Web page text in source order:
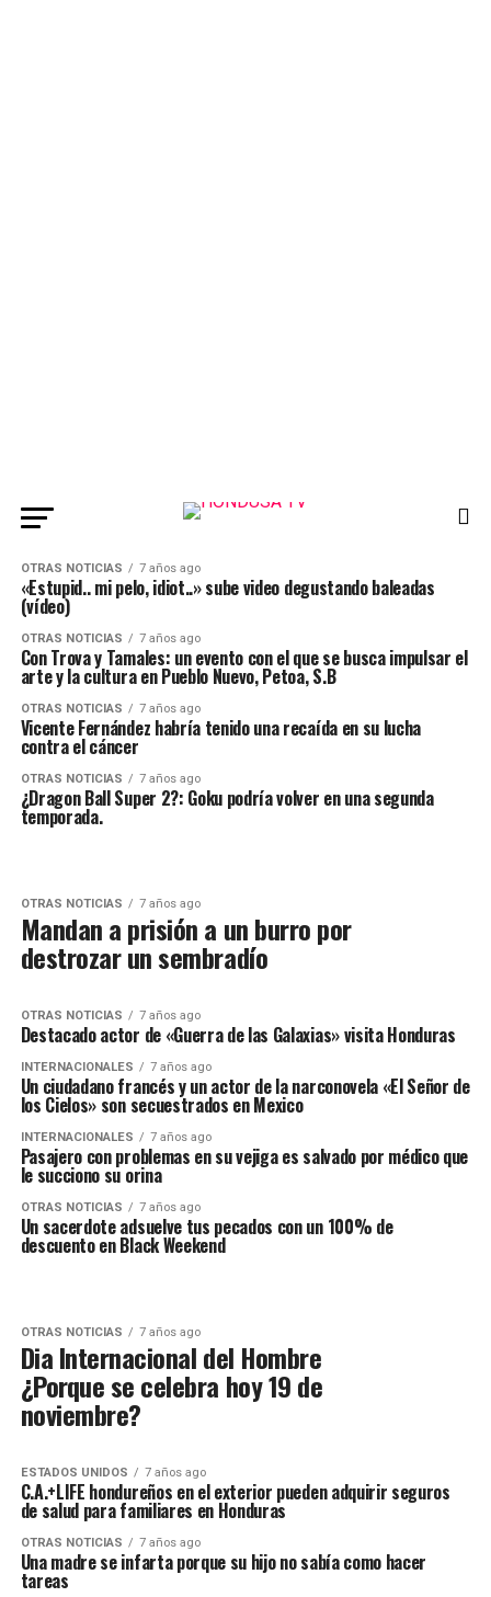
OTRAS NOTICIAS 7 años ago
«Estupid.. mi pelo, idiot..» sube video degustando baleadas
(vídeo)
OTRAS NOTICIAS 7 años ago
Con Trova y Tamales: un evento con el que se busca impulsar el
arte y la cultura en Pueblo Nuevo, Petoa, S.B
OTRAS NOTICIAS 7 años ago
Vicente Fernández habría tenido una recaída en su lucha
contra el cáncer
OTRAS NOTICIAS 7 años ago
¿Dragon Ball Super 2?: Goku podría volver en una segunda
temporada.
OTRAS NOTICIAS 7 años ago
Mandan a prisión a un burro por
destrozar un sembradío
OTRAS NOTICIAS 7 años ago
Destacado actor de «Guerra de las Galaxias» visita Honduras
INTERNACIONALES 7 años ago
Un ciudadano francés y un actor de la narconovela «El Señor de
los Cielos» son secuestrados en Mexico
INTERNACIONALES 7 años ago
Pasajero con problemas en su vejiga es salvado por médico que
le succiono su orina
OTRAS NOTICIAS 7 años ago
Un sacerdote adsuelve tus pecados con un 100% de
descuento en Black Weekend
OTRAS NOTICIAS 7 años ago
Dia Internacional del Hombre
¿Porque se celebra hoy 19 de
noviembre?
ESTADOS UNIDOS 7 años ago
C.A.+LIFE hondureños en el exterior pueden adquirir seguros
de salud para familiares en Honduras
OTRAS NOTICIAS 7 años ago
Una madre se infarta porque su hijo no sabía como hacer
tareas